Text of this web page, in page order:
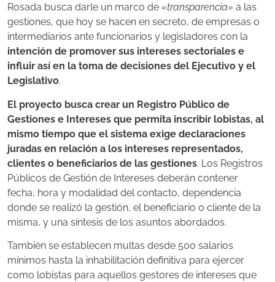
Rosada busca darle un marco de «transparencia» a las
gestiones, que hoy se hacen en secreto, de empresas o
intermediarios ante funcionarios y legisladores con la
intención de promover sus intereses sectoriales e
influir así en la toma de decisiones del Ejecutivo y el
Legislativo.
El proyecto busca crear un Registro Público de
Gestiones e Intereses que permita inscribir lobistas, al
mismo tiempo que el sistema exige declaraciones
juradas en relación a los intereses representados,
clientes o beneficiarios de las gestiones. Los Registros
Públicos de Gestión de Intereses deberán contener
fecha, hora y modalidad del contacto, dependencia
donde se realizó la gestión, el beneficiario o cliente de la
misma, y una síntesis de los asuntos abordados.
También se establecen multas desde 500 salarios
mínimos hasta la inhabilitación definitiva para ejercer
como lobistas para aquellos gestores de intereses que